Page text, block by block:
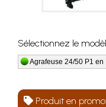
Sélectionnez le
Agrafeuse 24/50 P1 en
Produit en